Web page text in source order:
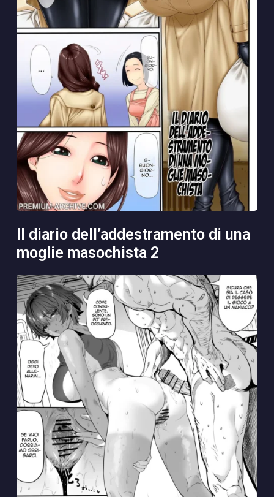
il diario dell’addestramento di una
moglie masochista 2